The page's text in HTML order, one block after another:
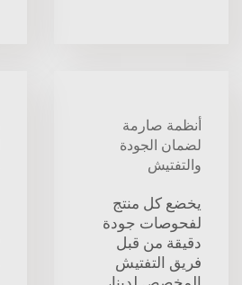
أنظمة صارمة
لضمان الجودة
والتفتيش
يخضع كل منتج
لفحوصات جودة
دقيقة من قبل
فريق التفتيش